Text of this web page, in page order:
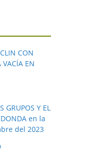
CON
VACÍA EN
GRUPOS Y EL
en la
del 2023